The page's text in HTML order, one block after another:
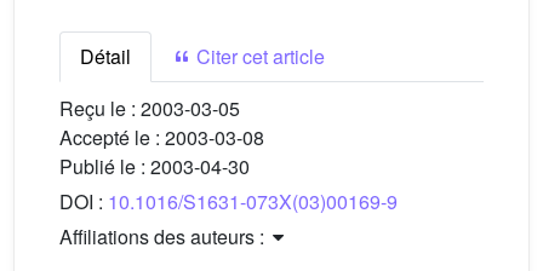
Détail
Citer cet article
Reçu le : 2003-03-05
Accepté le : 2003-03-08
Publié le : 2003-04-30
DOI : 10.1016/S1631-073X(03)00169-9
Affiliations des auteurs :